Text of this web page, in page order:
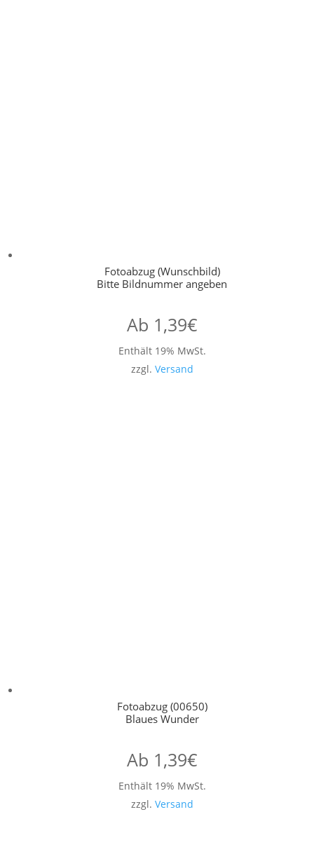
Fotoabzug (Wunschbild)
Bitte Bildnummer angeben
Ab 1,39€
Enthält 19% MwSt.
zzgl. Versand
Fotoabzug (00650)
Blaues Wunder
Ab 1,39€
Enthält 19% MwSt.
zzgl. Versand